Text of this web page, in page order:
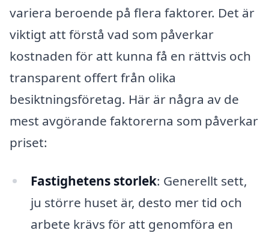
variera beroende på flera faktorer. Det är
viktigt att förstå vad som påverkar
kostnaden för att kunna få en rättvis och
transparent offert från olika
besiktningsföretag. Här är några av de
mest avgörande faktorerna som påverkar
priset:
Fastighetens storlek: Generellt sett,
ju större huset är, desto mer tid och
arbete krävs för att genomföra en